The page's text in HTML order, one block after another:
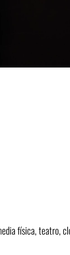
física, teatro,